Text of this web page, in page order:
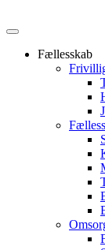
Fællesskab